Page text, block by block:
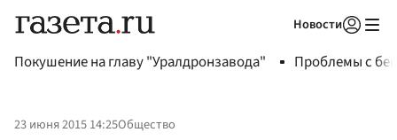
Новости
Покушение на главу "Уралдронзавода" Проблемы с
23 июня 2015 14:25Общество